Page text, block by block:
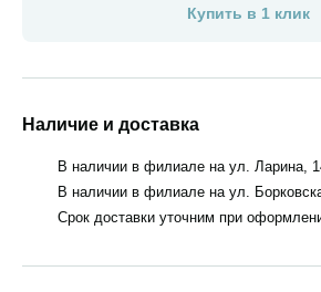
Купить в 1 клик
Наличие и доставка
В наличии в филиале на ул. Ларина,
В наличии в филиале на ул.
Срок доставки уточним при